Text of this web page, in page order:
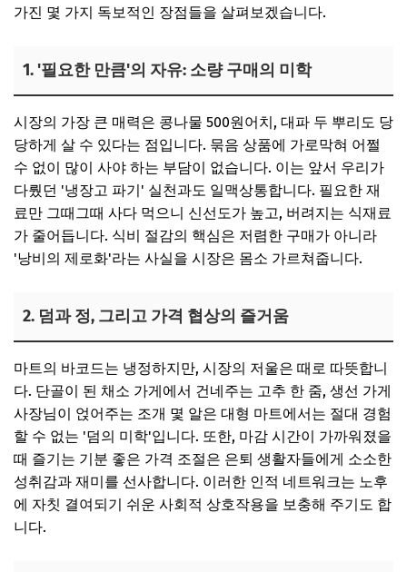
가진 몇 가지 독보적인 장점들을 살펴보겠습니다.
1. '필요한 만큼'의 자유: 소량 구매의 미학
시장의 가장 큰 매력은 콩나물 500원어치, 대파 두 뿌리도 당
당하게 살 수 있다는 점입니다. 묶음 상품에 가로막혀 어쩔
수 없이 많이 사야 하는 부담이 없습니다. 이는 앞서 우리가
다뤘던 '냉장고 파기' 실천과도 일맥상통합니다. 필요한 재
료만 그때그때 사다 먹으니 신선도가 높고, 버려지는 식재료
가 줄어듭니다. 식비 절감의 핵심은 저렴한 구매가 아니라
'낭비의 제로화'라는 사실을 시장은 몸소 가르쳐줍니다.
2. 덤과 정, 그리고 가격 협상의 즐거움
마트의 바코드는 냉정하지만, 시장의 저울은 때로 따뜻합니
다. 단골이 된 채소 가게에서 건네주는 고추 한 줌, 생선 가게
사장님이 얹어주는 조개 몇 알은 대형 마트에서는 절대 경험
할 수 없는 '덤의 미학'입니다. 또한, 마감 시간이 가까워졌을
때 즐기는 기분 좋은 가격 조절은 은퇴 생활자들에게 소소한
성취감과 재미를 선사합니다. 이러한 인적 네트워크는 노후
에 자칫 결여되기 쉬운 사회적 상호작용을 보충해 주기도 합
니다.